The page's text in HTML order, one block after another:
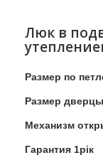
Люк в
Размер по
Размер
Механизм
Гарантия 1рік